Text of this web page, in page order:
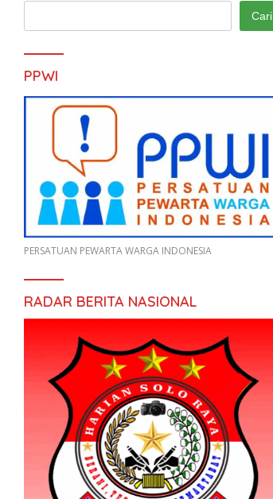
Cari
PPWI
PERSATUAN PEWARTA WARGA INDONESIA
RADAR BERITA NASIONAL